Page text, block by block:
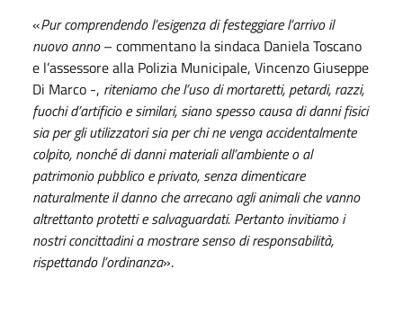
«Pur comprendendo l’esigenza di festeggiare l’arrivo il
nuovo anno– commentano la sindaca Daniela Toscano
e l’assessore alla Polizia Municipale, Vincenzo Giuseppe
Di Marco -, riteniamo che l’uso di mortaretti, petardi, razzi,
fuochi d’artificio e similari, siano spesso causa di danni fisici
sia per gli utilizzatori sia per chi ne venga accidentalmente
colpito, nonché di danni materiali all’ambiente o al
patrimonio pubblico e privato, senza dimenticare
naturalmente il danno che arrecano agli animali che vanno
altrettanto protetti e salvaguardati. Pertanto invitiamo i
nostri concittadini a mostrare senso di responsabilità,
rispettando l’ordinanza».